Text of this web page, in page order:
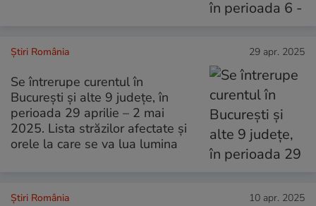
Știri România 29 apr. 2025
Se întrerupe curentul în
București și alte 9 județe, în
perioada 29 aprilie – 2 mai
2025. Lista străzilor afectate și
orele la care se va lua lumina
Știri România 10 apr. 2025